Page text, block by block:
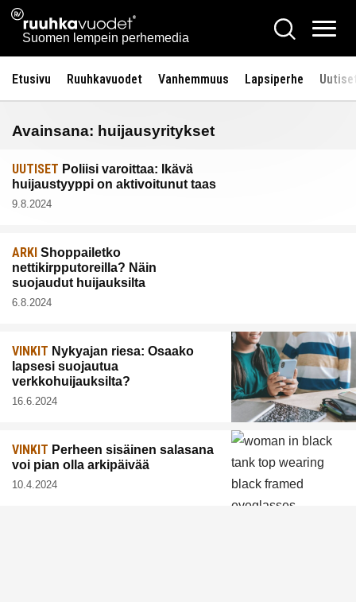
Siirry
sisältöön
Ruuhkavuodet.fi
Suomen lempein perhemedia
Hae
Etusivu Ruuhkavuodet Vanhemmuus Lapsiperhe
Avainsana: huijausyritykset
UUTISET Poliisi varoittaa: Ikävä
huijaustyyppi on aktivoitunut taas
9.8.2024
ARKI Shoppailetko
nettikirpputoreilla? Näin
suojaudut huijauksilta
6.8.2024
VINKIT Nykyajan riesa: Osaako
lapsesi suojautua
verkkohuijauksilta?
16.6.2024
VINKIT Perheen sisäinen salasana
voi pian olla arkipäivää
10.4.2024